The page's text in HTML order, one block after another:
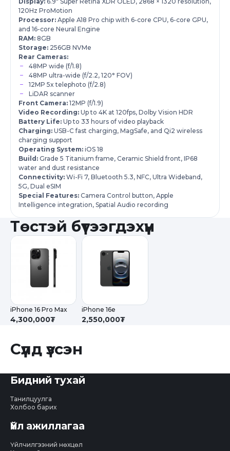
120Hz ProMotion
Processor: Apple A18 Pro chip with 6-core CPU, 6-core GPU,
and 16-core Neural Engine
RAM: 8GB
Storage: 256GB NVMe
Rear Cameras:
48MP wide (f/1.8)
48MP ultra-wide (f/2.2, 120° FOV)
12MP 5x telephoto (f/2.8)
LiDAR scanner
Front Camera: 12MP (f/1.9)
Video Recording: Up to 4K at 120fps, Dolby Vision HDR
Battery Life: Up to 33 hours of video playback
Charging: USB-C fast charging, MagSafe, and Qi2 wireless
charging support
Operating System: iOS 18
Build: Grade 5 Titanium frame, Ceramic Shield front, IP68
water and dust resistance
Connectivity: Wi-Fi 7, Bluetooth 5.3, NFC, Ultra Wideband,
5G, Dual eSIM
Special Features: Camera Control button, Apple
Intelligence integration, Spatial Audio recording
Төстэй бүтээгдэхүүн
iPhone 16 Pro Max
4,300,000₮
iPhone 16e
2,550,000₮
Сүүлд үзсэн
Бидний тухай
Танилцуулга
Холбоо барих
Үйл ажиллагаа
Үйлчилгээний нөхцөл